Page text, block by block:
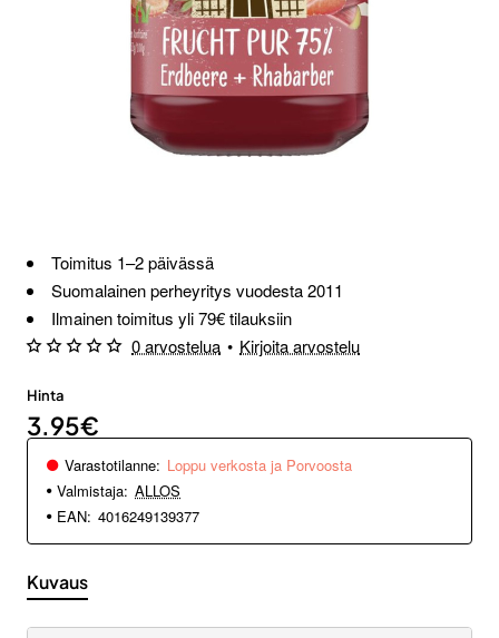
Toimitus 1–2 päivässä
Suomalainen perheyritys vuodesta 2011
Ilmainen toimitus yli 79€ tilauksiin
0 arvostelua • Kirjoita arvostelu
Hinta
3.95€
Varastotilanne: Loppu verkosta ja Porvoosta
Valmistaja: ALLOS
EAN: 4016249139377
Kuvaus